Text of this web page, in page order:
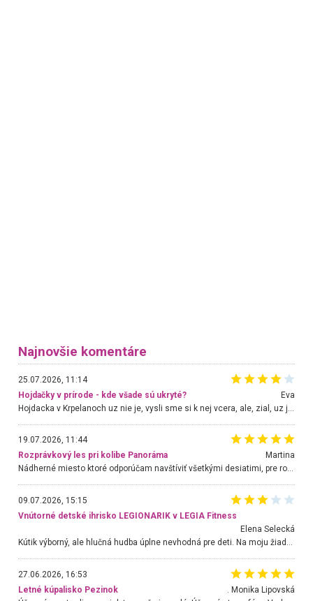
Najnovšie komentáre
25.07.2026, 11:14
Hojdačky v prírode - kde všade sú ukryté?
Eva
19.07.2026, 11:44
Rozprávkový les pri kolibe Panoráma
Martina
Nádherné miesto ktoré odporúčam navštíviť všetkými desiatimi, pre rodiny s deťmi, dôchodcom... Proste a jednoducho ozaj rozprávkový les.. určite ešte prídeme. Odniesli sme si na pamiatku krásne tričká,
09.07.2026, 15:15
Vnútorné detské ihrisko LEGIONARIK v LEGIA Fitness
Elena Selecká
Kútik výborný, ale hlučná hudba úplne nevhodná pre deti. Na moju žiadosť o aspoň sušenie nereagovali.
27.06.2026, 16:53
Letné kúpalisko Pezinok
. Monika Lipovská